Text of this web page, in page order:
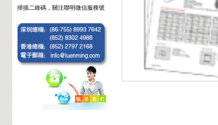
掃描二維碼，關注聯明微信服務號